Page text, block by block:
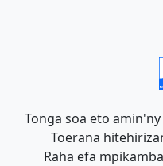
Tonga soa eto
Toerana
Raha efa